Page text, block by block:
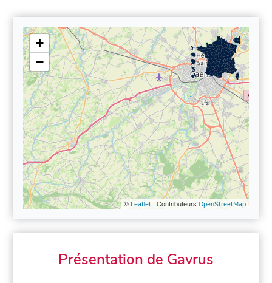
+
−
© Leaflet| Contributeurs OpenStreetMap
Présentation de Gavrus